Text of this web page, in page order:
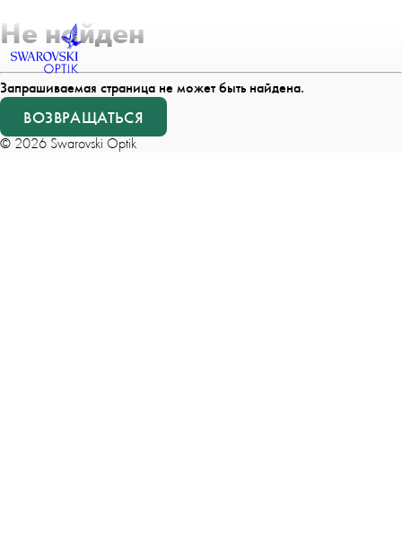
Не найден
Запрашиваемая страница не может быть найдена.
ВОЗВРАЩАТЬСЯ
© 2026 Swarovski Optik